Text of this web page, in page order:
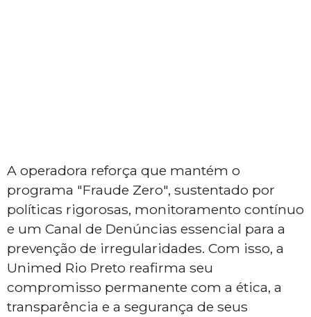
A operadora reforça que mantém o
programa "Fraude Zero", sustentado por
políticas rigorosas, monitoramento contínuo
e um Canal de Denúncias essencial para a
prevenção de irregularidades. Com isso, a
Unimed Rio Preto reafirma seu
compromisso permanente com a ética, a
transparência e a segurança de seus